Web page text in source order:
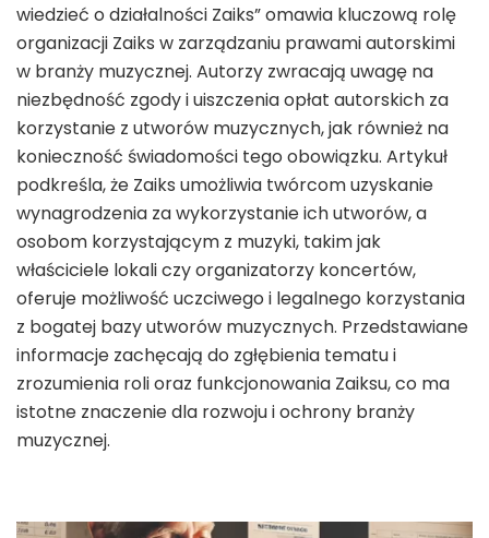
wiedzieć o działalności Zaiks” omawia kluczową rolę
organizacji Zaiks w zarządzaniu prawami autorskimi
w branży muzycznej. Autorzy zwracają uwagę na
niezbędność zgody i uiszczenia opłat autorskich za
korzystanie z utworów muzycznych, jak również na
konieczność świadomości tego obowiązku. Artykuł
podkreśla, że Zaiks umożliwia twórcom uzyskanie
wynagrodzenia za wykorzystanie ich utworów, a
osobom korzystającym z muzyki, takim jak
właściciele lokali czy organizatorzy koncertów,
oferuje możliwość uczciwego i legalnego korzystania
z bogatej bazy utworów muzycznych. Przedstawiane
informacje zachęcają do zgłębienia tematu i
zrozumienia roli oraz funkcjonowania Zaiksu, co ma
istotne znaczenie dla rozwoju i ochrony branży
muzycznej.